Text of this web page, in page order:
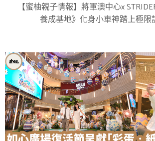
【蜜柚親子情報】將軍澳中心x
養成基地》化身小車神踏上極限